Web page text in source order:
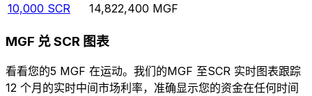
10,000 SCR 14,822,400 MGF
MGF 兑 SCR 图表
看看您的5 MGF 在运动。我们的MGF 至SCR 实时图表跟踪
12 个月的实时中间市场利率，准确显示您的资金在任何时间